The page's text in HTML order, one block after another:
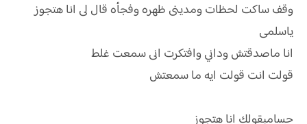
وقف ساكت لحظات ومدينى ظهره وفجأه قال لى انا هتجوز
ياسلمى
انا ماصدقتش وداني وافتكرت انى سمعت غلط
قولت انت قولت ايه ما سمعتش
حسامبقولك انا هتجوز